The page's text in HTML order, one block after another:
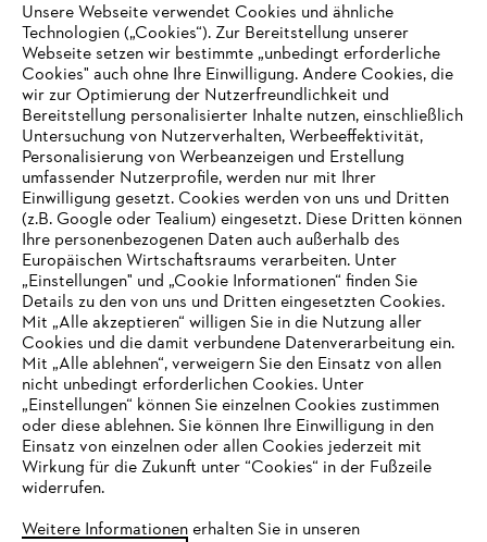
Zahlungsmöglichkeiten
Unternehmen
Online Shop
Service
IHR BROWSER WIRD NICHT
UNTERSTÜTZT
eine optimale Nutzung unserer Seite empfehlen wir Ihnen, zu
Unsere Webseite verwendet Cookies und ähnliche
Technologien („Cookies“). Zur Bereitstellung unserer
Webseite setzen wir bestimmte „unbedingt erforderliche
Cookies" auch ohne Ihre Einwilligung. Andere Cookies, die
wir zur Optimierung der Nutzerfreundlichkeit und
Bereitstellung personalisierter Inhalte nutzen, einschließlich
Untersuchung von Nutzerverhalten, Werbeeffektivität,
Personalisierung von Werbeanzeigen und Erstellung
umfassender Nutzerprofile, werden nur mit Ihrer
Einwilligung gesetzt. Cookies werden von uns und Dritten
(z.B. Google oder Tealium) eingesetzt. Diese Dritten können
Ihre personenbezogenen Daten auch außerhalb des
Europäischen Wirtschaftsraums verarbeiten. Unter
„Einstellungen" und „Cookie Informationen“ finden Sie
Details zu den von uns und Dritten eingesetzten Cookies.
Mit „Alle akzeptieren“ willigen Sie in die Nutzung aller
Cookies und die damit verbundene Datenverarbeitung ein.
Mit „Alle ablehnen“, verweigern Sie den Einsatz von allen
nicht unbedingt erforderlichen Cookies. Unter
„Einstellungen“ können Sie einzelnen Cookies zustimmen
oder diese ablehnen. Sie können Ihre Einwilligung in den
Einsatz von einzelnen oder allen Cookies jederzeit mit
Wirkung für die Zukunft unter “Cookies“ in der Fußzeile
widerrufen.
Weitere Informationen erhalten Sie in unseren